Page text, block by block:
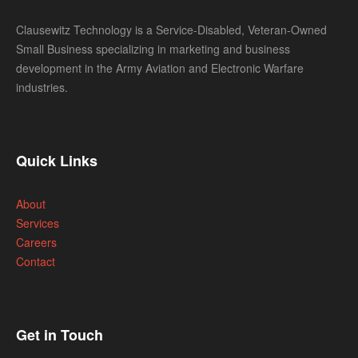
Clausewitz Technology is a Service-Disabled, Veteran-Owned
Small Business specializing in marketing and business
development in the Army Aviation and Electronic Warfare
industries.
Quick Links
About
Services
Careers
Contact
Get in Touch